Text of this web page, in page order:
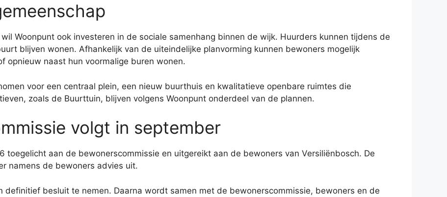
Woonpunt ook investeren in de sociale samenhang binnen de wijk. Huurders kunnen tijdens de
blijven wonen. Afhankelijk van de uiteindelijke planvorming kunnen bewoners mogelijk
opnieuw naast hun voormalige buren wonen.
voor een centraal plein, een nieuw buurthuis en kwalitatieve openbare ruimtes die
zoals de Buurttuin, blijven volgens Woonpunt onderdeel van de plannen.
volgt in september
toegelicht aan de bewonerscommissie en uitgereikt aan de bewoners van Versiliënbosch. De
namens de bewoners advies uit.
definitief besluit te nemen. Daarna wordt samen met de bewonerscommissie, bewoners en de